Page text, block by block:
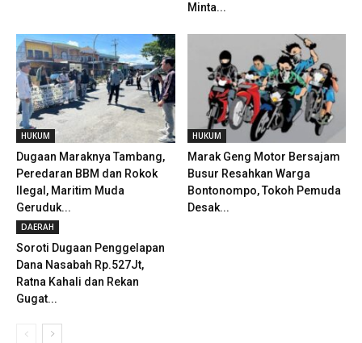
Minta...
HUKUM
Dugaan Maraknya Tambang,
Peredaran BBM dan Rokok
Ilegal, Maritim Muda
Geruduk...
HUKUM
Marak Geng Motor Bersajam
Busur Resahkan Warga
Bontonompo, Tokoh Pemuda
Desak...
DAERAH
Soroti Dugaan Penggelapan
Dana Nasabah Rp.527Jt,
Ratna Kahali dan Rekan
Gugat...